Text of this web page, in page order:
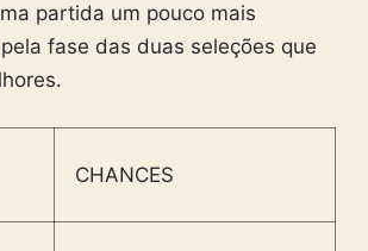
partida um pouco mais
fase das duas seleções que
CHANCES